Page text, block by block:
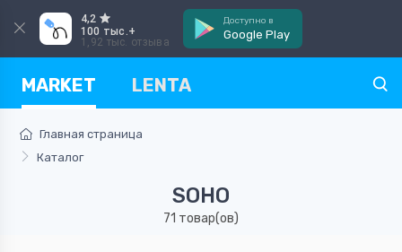
4,2
100 тыс.+
1,92 тыс. отзыва
Доступно в
Google Play
MARKET LENTA
Главная страница
Каталог
SOHO
71 товар(ов)